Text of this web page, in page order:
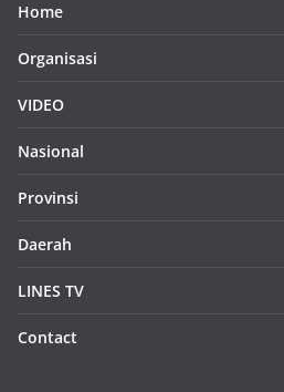
Home
Organisasi
VIDEO
Nasional
Provinsi
Daerah
LINES TV
Contact